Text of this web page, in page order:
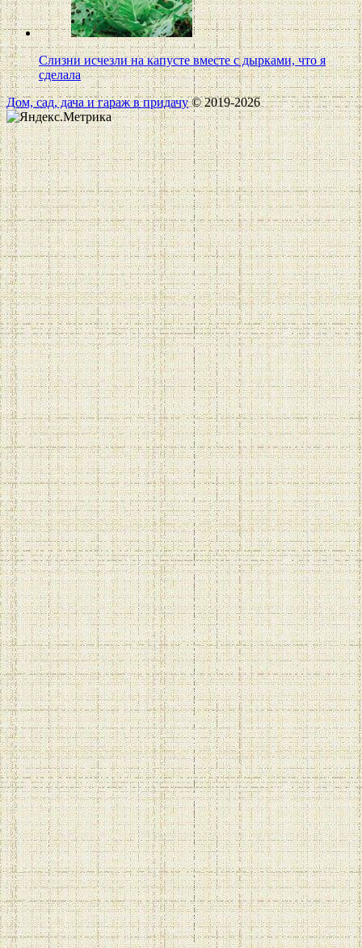
Слизни исчезли на капусте вместе с дырками, что я
сделала
Дом, сад, дача и гараж в придачу© 2019-2026